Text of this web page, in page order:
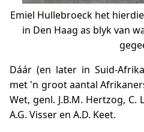
Emiel Hullebroeck het
in Den Haag as blyk van
Dáár (en later in Suid-
met 'n groot aantal
Wet, genl. J.B.M. Hertzog, C.
A.G. Visser en A.D. Keet.